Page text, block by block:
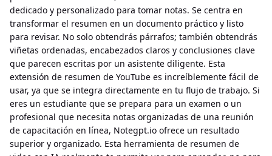
dedicado y personalizado para tomar notas. Se centra en
transformar el resumen en un documento práctico y listo
para revisar. No solo obtendrás párrafos; también obtendrás
viñetas ordenadas, encabezados claros y conclusiones clave
que parecen escritas por un asistente diligente. Esta
extensión de resumen de YouTube es increíblemente fácil de
usar, ya que se integra directamente en tu flujo de trabajo. Si
eres un estudiante que se prepara para un examen o un
profesional que necesita notas organizadas de una reunión
de capacitación en línea, Notegpt.io ofrece un resultado
superior y organizado. Esta herramienta de resumen de